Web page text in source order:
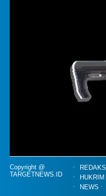
Copyright @
TARGETNEWS.ID
REDAKSI
HUKRIM
NEWS